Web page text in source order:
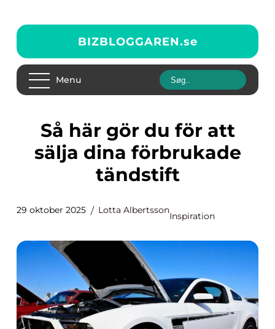
BIZBLOGGAREN.se
Menu
Så här gör du för att
sälja dina förbrukade
tändstift
29 oktober 2025 Lotta Albertsson
Inspiration